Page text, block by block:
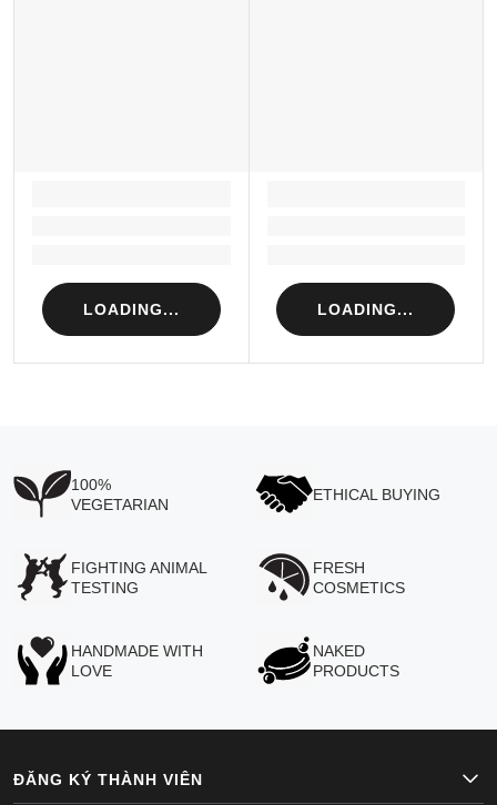
LOADING... LOADING...
100%
VEGETARIAN
ETHICAL BUYING
FIGHTING ANIMAL
TESTING
FRESH
COSMETICS
HANDMADE WITH
LOVE
NAKED
PRODUCTS
ĐĂNG KÝ THÀNH VIÊN